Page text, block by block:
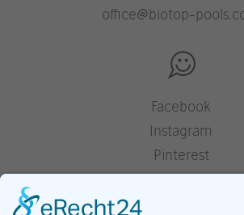
office@biotop-
Facebook
Instagram
Pinterest
Houzz